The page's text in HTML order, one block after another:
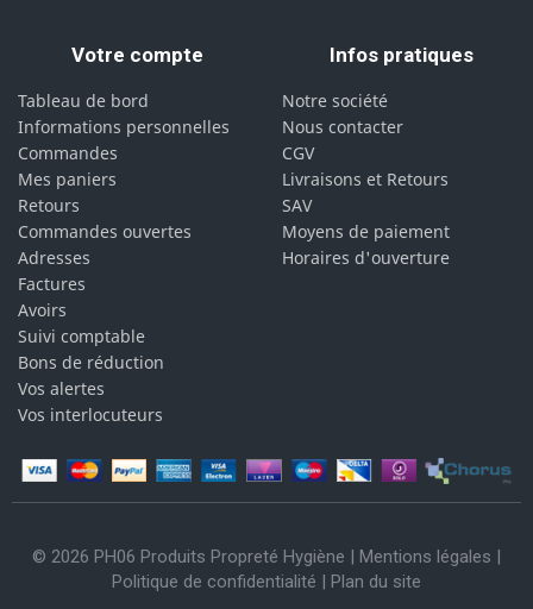
Votre compte
Tableau de bord
Informations personnelles
Commandes
Mes paniers
Retours
Commandes ouvertes
Adresses
Factures
Avoirs
Suivi comptable
Bons de réduction
Vos alertes
Vos interlocuteurs
Infos pratiques
Notre société
Nous contacter
CGV
Livraisons et Retours
SAV
Moyens de paiement
Horaires d'ouverture
© 2026 PH06 Produits Propreté Hygiène | Mentions légales |
Politique de confidentialité | Plan du site